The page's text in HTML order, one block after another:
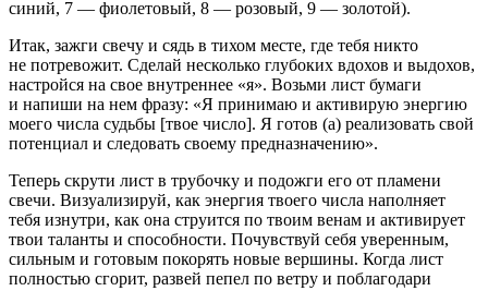
синий, 7 — фиолетовый, 8 — розовый, 9 — золотой).
Итак, зажги свечу и сядь в тихом месте, где тебя никто
не потревожит. Сделай несколько глубоких вдохов и выдохов,
настройся на свое внутреннее «я». Возьми лист бумаги
и напиши на нем фразу: «Я принимаю и активирую энергию
моего числа судьбы [твое число]. Я готов (а) реализовать свой
потенциал и следовать своему предназначению».
Теперь скрути лист в трубочку и подожги его от пламени
свечи. Визуализируй, как энергия твоего числа наполняет
тебя изнутри, как она струится по твоим венам и активирует
твои таланты и способности. Почувствуй себя уверенным,
сильным и готовым покорять новые вершины. Когда лист
полностью сгорит, развей пепел по ветру и поблагодари